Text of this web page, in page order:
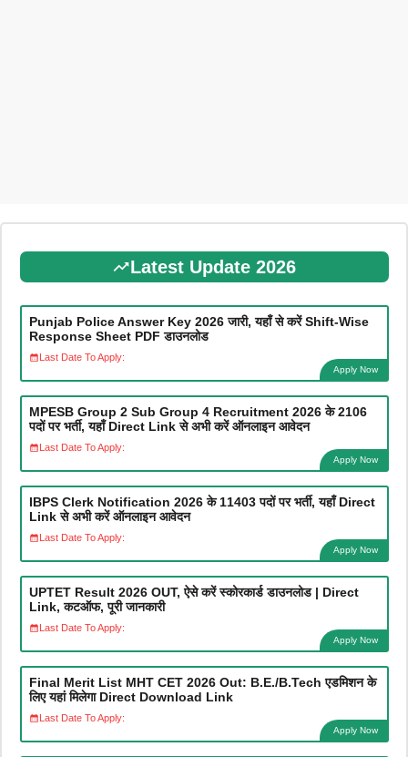
Latest Update 2026
Punjab Police Answer Key 2026 जारी, यहाँ से करें Shift-Wise
Response Sheet PDF डाउनलोड
Last Date To Apply:
Apply Now
MPESB Group 2 Sub Group 4 Recruitment 2026 के 2106
पदों पर भर्ती, यहाँ Direct Link से अभी करें ऑनलाइन आवेदन
Last Date To Apply:
Apply Now
IBPS Clerk Notification 2026 के 11403 पदों पर भर्ती, यहाँ Direct
Link से अभी करें ऑनलाइन आवेदन
Last Date To Apply:
Apply Now
UPTET Result 2026 OUT, ऐसे करें स्कोरकार्ड डाउनलोड | Direct
Link, कटऑफ, पूरी जानकारी
Last Date To Apply:
Apply Now
Final Merit List MHT CET 2026 Out: B.E./B.Tech एडमिशन के
लिए यहां मिलेगा Direct Download Link
Last Date To Apply:
Apply Now